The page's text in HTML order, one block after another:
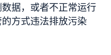
据，或者不正常运行
方式违法排放污染